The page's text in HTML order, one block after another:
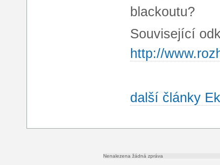
blackoutu?
Související
http://
další články
Nenalezena žádná zpráva